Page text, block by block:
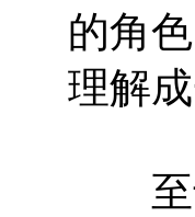
的角
理解
至于